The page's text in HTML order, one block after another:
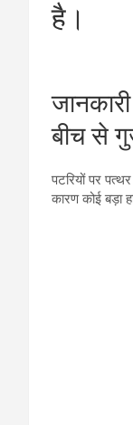
है।
बीच से
पटरियों पर
कारण कोई बड़ा